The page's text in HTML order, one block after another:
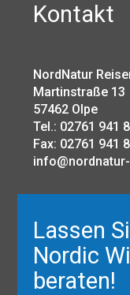
Kontakt
NordNatur
Martinstraße 13
57462 Olpe
Tel.: 02761 941
Fax: 02761 941
Lassen
Nordic
beraten!